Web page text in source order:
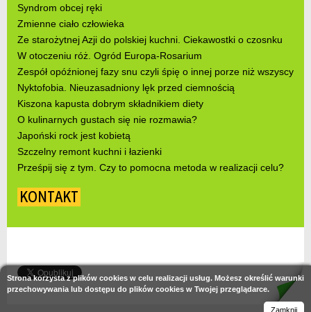
Syndrom obcej ręki
Zmienne ciało człowieka
Ze starożytnej Azji do polskiej kuchni. Ciekawostki o czosnku
W otoczeniu róż. Ogród Europa-Rosarium
Zespół opóźnionej fazy snu czyli śpię o innej porze niż wszyscy
Nyktofobia. Nieuzasadniony lęk przed ciemnością
Kiszona kapusta dobrym składnikiem diety
O kulinarnych gustach się nie rozmawia?
Japoński rock jest kobietą
Szczelny remont kuchni i łazienki
Prześpij się z tym. Czy to pomocna metoda w realizacji celu?
KONTAKT
Strona korzysta z plików cookies w celu realizacji usług. Możesz określić warunki
przechowywania lub dostępu do plików cookies w Twojej przeglądarce.
Zamknij